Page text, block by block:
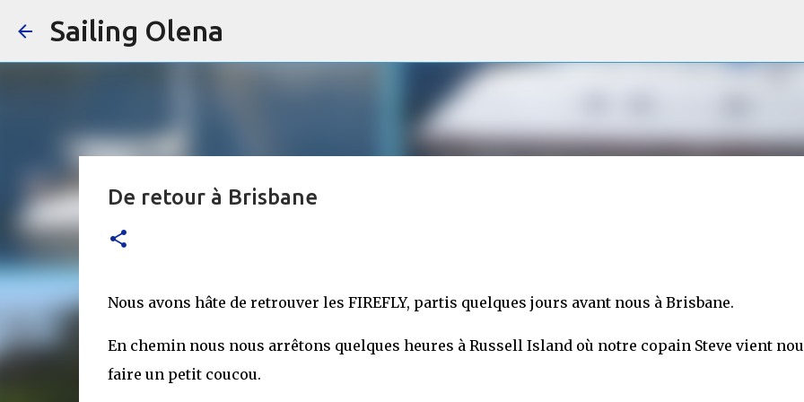
Sailing Olena
De retour à Brisbane
Nous avons hâte de retrouver les FIREFLY, partis quelques jours avant nous à Brisbane.
En chemin nous nous arrêtons quelques heures à Russell Island où notre copain Steve vient
faire un petit coucou.